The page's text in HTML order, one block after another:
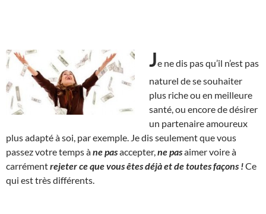
Je ne dis pas qu’il n’est pas
naturel de se souhaiter
plus riche ou en meilleure
santé, ou encore de désirer
un partenaire amoureux
plus adapté à soi, par exemple. Je dis seulement que vous
passez votre temps àne pasaccepter, ne pasaimer voire à
carrémentrejeter ce que vous êtes déjà et de toutes façons !Ce
qui est très différents.